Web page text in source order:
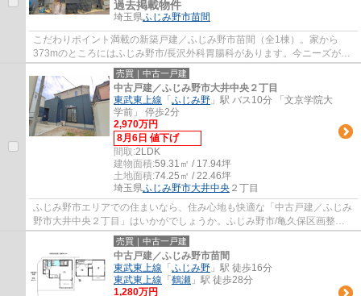
過去掲載物件
埼玉県ふじみ野市苗間
こだわりポイント満載の新築戸建／ふじみ野市苗間（全1棟）。家から
373mのところにはふじみ野市/長沢外科胃腸科があります。今ニーズが高
まっている、地震にも強いベタ基礎の物件です...
売買｜中古一戸建
中古戸建／ふじみ野市大井中央２丁目
東武東上線 「 ふじみ野 」駅 バス10分 「文京学院大
学前」 停歩2分
2,970万円
8月6日 値下げ
間取:2LDK
建物面積:59.31㎡ / 17.94坪
土地面積:74.25㎡ / 22.46坪
埼玉県ふじみ野市大井中央 ２丁目
ふじみ野市エリアでの住まいなら、住み心地も快適な「中古戸建／ふじみ
野市大井中央２丁目」はいかがでしょうか。ふじみ野市/亀久保区画整理
記念公園まで347mです。全居室収納はスペー...
売買｜中古一戸建
中古戸建／ふじみ野市苗間
東武東上線 「 ふじみ野 」駅 徒歩16分
東武東上線 「 鶴瀬 」駅 徒歩28分
1,280万円